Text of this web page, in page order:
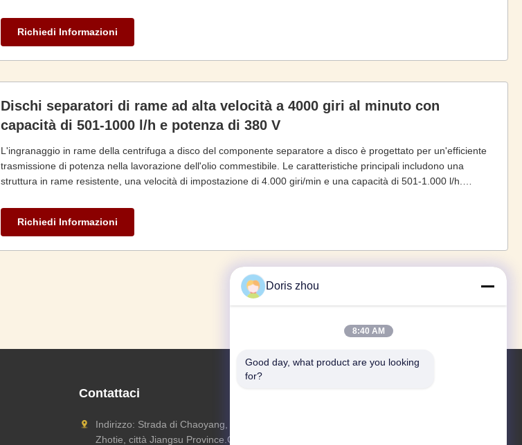
Richiedi Informazioni
Dischi separatori di rame ad alta velocità a 4000 giri al minuto con
capacità di 501-1000 l/h e potenza di 380 V
L'ingranaggio in rame della centrifuga a disco del componente separatore a disco è progettato per un'efficiente
trasmissione di potenza nella lavorazione dell'olio commestibile. Le caratteristiche principali includono una
struttura in rame resistente, una velocità di impostazione di 4.000 giri/min e una capacità di 501-1.000 l/h.
applicazioni industriali che richiedono prestazioni affidabili degli ingranaggi.
Richiedi Informazioni
« 1
Contattaci
Indirizzo: Strada di Chaoyang, città di
Zhotie, città Jiangsu Province.China di
Doris zhou
8:40 AM
Good day, what product are you looking
for?